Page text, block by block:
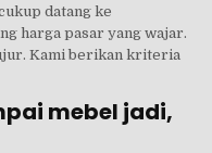
datang ke
harga pasar yang wajar.
Kami berikan kriteria
mebel jadi,